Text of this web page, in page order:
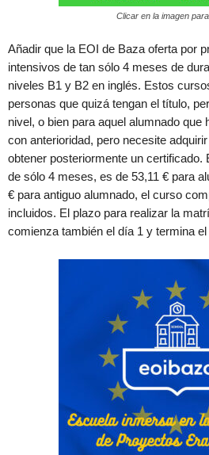
Clicar en la imagen
Añadir que la EOI de Baza oferta por
intensivos de tan sólo 4 meses de
niveles B1 y B2 en inglés. Estos
personas que quizá tengan el título,
nivel, o bien para aquel alumnado
con anterioridad, pero necesite
obtener posteriormente un certificado.
de sólo 4 meses, es de 53,11 € para
€ para antiguo alumnado, el curso
incluidos. El plazo para realizar la
comienza también el día 1 y termina el